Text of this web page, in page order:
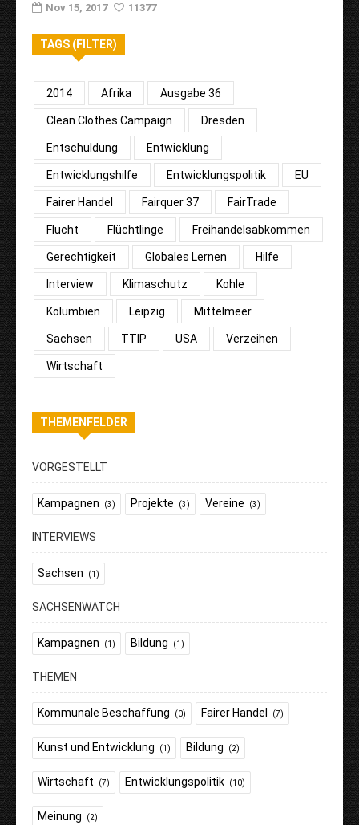
Nov 15, 2017 11377
TAGS (FILTER)
2014 Afrika Ausgabe 36
Clean Clothes Campaign Dresden
Entschuldung Entwicklung
Entwicklungshilfe Entwicklungspolitik EU
Fairer Handel Fairquer 37 FairTrade
Flucht Flüchtlinge Freihandelsabkommen
Gerechtigkeit Globales Lernen Hilfe
Interview Klimaschutz Kohle
Kolumbien Leipzig Mittelmeer
Sachsen TTIP USA Verzeihen
Wirtschaft
THEMENFELDER
VORGESTELLT
Kampagnen (3) Projekte (3) Vereine (3)
INTERVIEWS
Sachsen (1)
SACHSENWATCH
Kampagnen (1) Bildung (1)
THEMEN
Kommunale Beschaffung (0) Fairer Handel (7)
Kunst und Entwicklung (1) Bildung (2)
Wirtschaft (7) Entwicklungspolitik (10)
Meinung (2)